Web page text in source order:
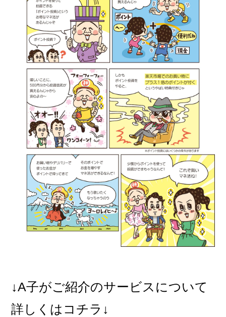
↓A子がご紹介のサービスについて
詳しくはコチラ↓